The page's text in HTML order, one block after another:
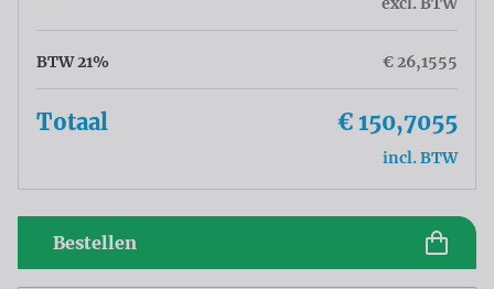
BTW 21% € 26,1555
Totaal € 150,7055
incl. BTW
Bestellen